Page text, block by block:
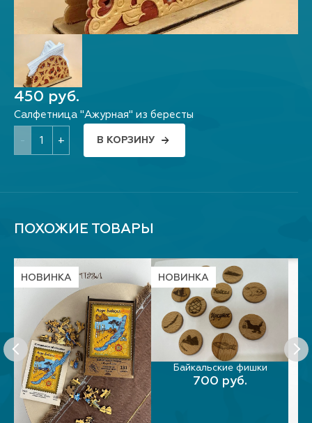
450 руб.
Салфетница "Ажурная" из бересты
+ В КОРЗИНУ
ПОХОЖИЕ ТОВАРЫ
НОВИНКА НОВИНКА
В КОРЗИНУ
Байкальские фишки
700 руб.